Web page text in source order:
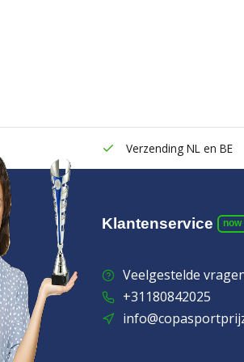
Verzending NL en BE
Klantenservice now
Veelgestelde
+31180842025